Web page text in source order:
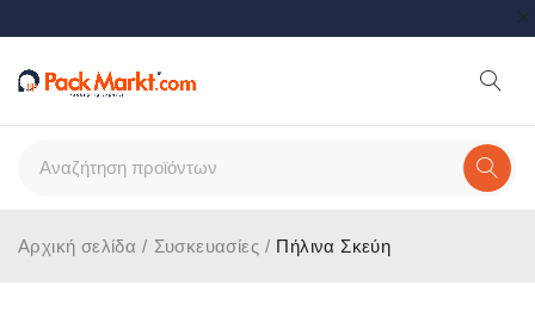
Αρχική σελίδα / Συσκευασίες / Πήλινα Σκεύη